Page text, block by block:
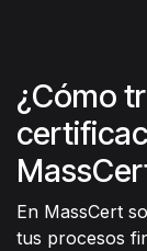
¿Cómo
En MassCert
tus procesos